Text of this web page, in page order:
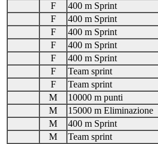
F
400 m Sprint
F
400 m Sprint
F
400 m Sprint
F
400 m Sprint
F
400 m Sprint
F
Team sprint
F
Team sprint
M
10000 m punti
M
15000 m Eliminazione
M
400 m Sprint
M
Team sprint